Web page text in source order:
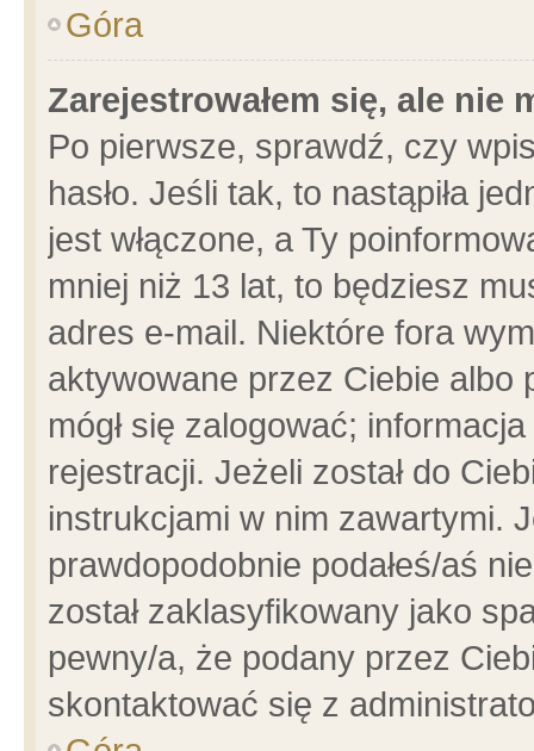
Góra
Zarejestrowałem się, ale nie
Po pierwsze, sprawdź, czy
hasło. Jeśli tak, to nastąpiła
jest włączone, a Ty
mniej niż 13 lat, to będziesz
adres e-mail. Niektóre fora
aktywowane przez Ciebie albo
mógł się zalogować;
rejestracji. Jeżeli został do
instrukcjami w nim zawartymi.
prawdopodobnie podałeś/aś
został zaklasyfikowany jako
pewny/a, że podany przez
skontaktować się z